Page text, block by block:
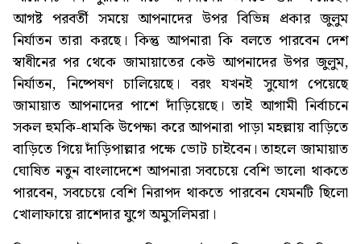
আগষ্ট পরবর্তী সময়ে আপনাদের উপর বিভিন্ন প্রকার জুলুম
নির্যাতন তারা করছে। কিন্তু আপনারা কি বলতে পারবেন দেশ
স্বাধীনের পর থেকে জামায়াতের কেউ আপনাদের উপর জুলুম,
নির্যাতন, নিষ্পেষণ চালিয়েছে। বরং যখনই সুযোগ পেয়েছে
জামায়াত আপনাদের পাশে দাঁড়িয়েছে। তাই আগামী নির্বাচনে
সকল হুমকি-ধামকি উপেক্ষা করে আপনারা পাড়া মহল্লায় বাড়িতে
বাড়িতে গিয়ে দাঁড়িপাল্লার পক্ষে ভোট চাইবেন। তাহলে জামায়াত
ঘোষিত নতুন বাংলাদেশে আপনারা সবচেয়ে বেশি ভালো থাকতে
পারবেন, সবচেয়ে বেশি নিরাপদ থাকতে পারবেন যেমনটি ছিলো
খোলাফায়ে রাশেদার যুগে অমুসলিমরা।